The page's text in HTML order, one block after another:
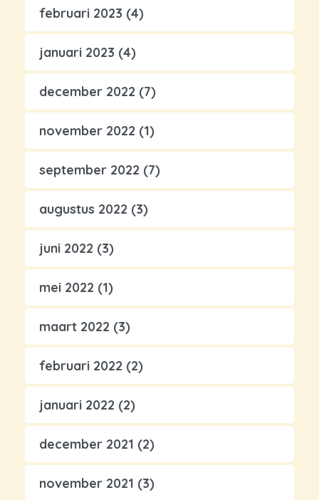
februari 2023 (4)
januari 2023 (4)
december 2022 (7)
november 2022 (1)
september 2022 (7)
augustus 2022 (3)
juni 2022 (3)
mei 2022 (1)
maart 2022 (3)
februari 2022 (2)
januari 2022 (2)
december 2021 (2)
november 2021 (3)